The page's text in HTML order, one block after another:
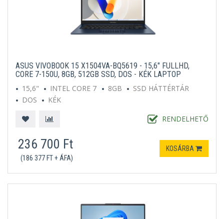
ASUS VIVOBOOK 15 X1504VA-BQ5619 - 15,6" FULLHD,
CORE 7-150U, 8GB, 512GB SSD, DOS - KÉK LAPTOP
15,6"
INTEL CORE 7 8GB
SSD HÁTTÉRTÁR
DOS
KÉK
RENDELHETŐ
236 700 Ft
(186 377 FT + ÁFA)
KOSÁRBA